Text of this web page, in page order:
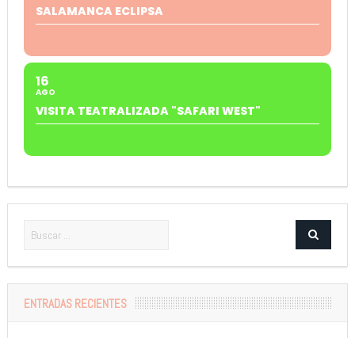
SALAMANCA ECLIPSA
16
AGO
VISITA TEATRALIZADA "SAFARI WEST"
ENTRADAS RECIENTES